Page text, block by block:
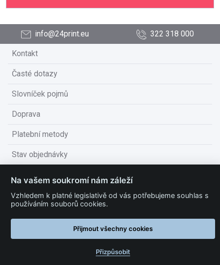
info@24print.eu 322 318 000
Kontakt
Časté dotazy
Slovníček pojmů
Doprava
Platební metody
Stav objednávky
Obchodní podmínky
Technické podmínky
Na vašem soukromí nám záleží
Vzhledem k platné legislativě od vás potřebujeme souhlas s
používáním souborů cookies.
Přijmout všechny cookies
Přizpůsobit